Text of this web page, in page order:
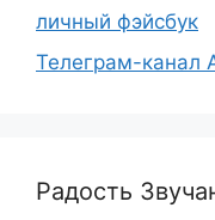
личный фэйсбук
Телеграм-канал
Радость